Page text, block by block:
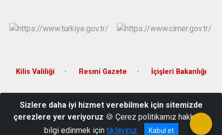
Kilis Valiliği Resmi Gazete İçişleri Bakanlığı
Üzeri No:1 / KİLİS
0348 813 99 68 - 0348 813 99 69 -
Sizlere daha iyi hizmet verebilmek için sitemizde
çerezlere yer veriyoruz 🍪 Çerez politikamız hakkında
bilgi edinmek için tıklayınız Kabul et